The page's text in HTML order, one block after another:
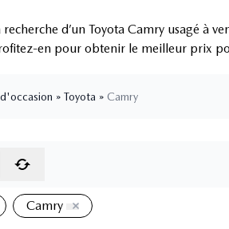
recherche d’un Toyota Camry usagé
en pour obtenir le meilleur prix
» Toyota » Camry
Camry